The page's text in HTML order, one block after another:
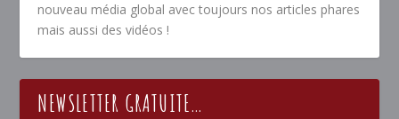
nouveau média global avec toujours nos articles phares
mais aussi des vidéos !
NEWSLETTER GRATUITE…